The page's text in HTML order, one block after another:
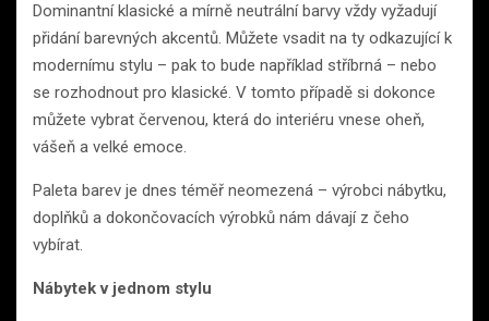
Dominantní klasické a mírně neutrální barvy vždy vyžadují
přidání barevných akcentů. Můžete vsadit na ty odkazující k
modernímu stylu – pak to bude například stříbrná – nebo
se rozhodnout pro klasické. V tomto případě si dokonce
můžete vybrat červenou, která do interiéru vnese oheň,
vášeň a velké emoce.
Paleta barev je dnes téměř neomezená – výrobci nábytku,
doplňků a dokončovacích výrobků nám dávají z čeho
vybírat.
Nábytek v jednom stylu